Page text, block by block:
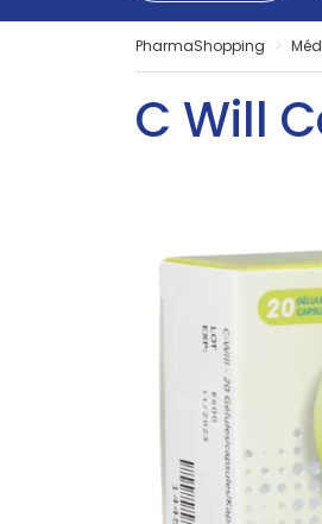
PharmaShopping
C Will